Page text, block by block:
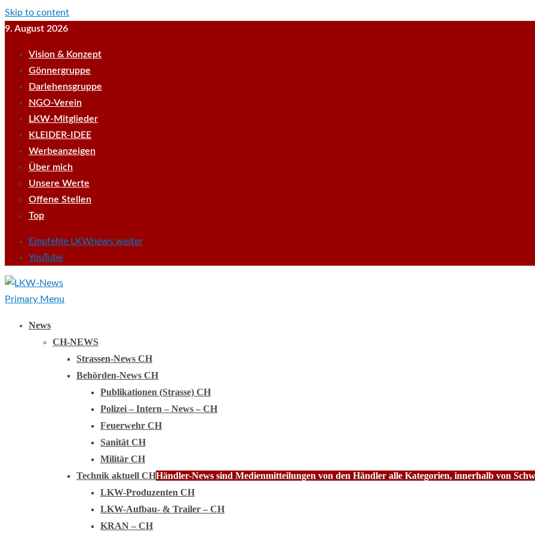
Skip to content
9. August 2026
Vision & Konzept
Gönnergruppe
Darlehensgruppe
NGO-Verein
LKW-Mitglieder
KLEIDER-IDEE
Werbeanzeigen
Über mich
Unsere Werte
Offene Stellen
Top
Empfehle LKWnews weiter
YouTube
Primary Menu
News
CH-NEWS
Strassen-News CH
Behörden-News CH
Publikationen (Strasse) CH
Polizei – Intern – News – CH
Feuerwehr CH
Sanität CH
Militär CH
Technik aktuell CHHändler-News sind Medienmitteilungen von den Händler alle Kategorien, innerhalb von
LKW-Produzenten CH
LKW-Aufbau- & Trailer – CH
KRAN – CH